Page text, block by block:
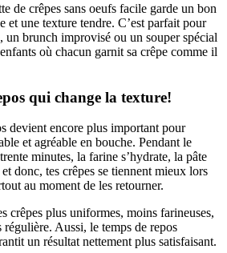
de crêpes sans oeufs facile garde un bon
et une texture tendre. C’est parfait pour
un brunch improvisé ou un souper spécial
où chacun garnit sa crêpe comme il
qui change la texture!
devient encore plus important pour
et agréable en bouche. Pendant le
minutes, la farine s’hydrate, la pâte
et donc, tes crêpes se tiennent mieux lors
au moment de les retourner.
crêpes plus uniformes, moins farineuses,
régulière. Aussi, le temps de repos
un résultat nettement plus satisfaisant.